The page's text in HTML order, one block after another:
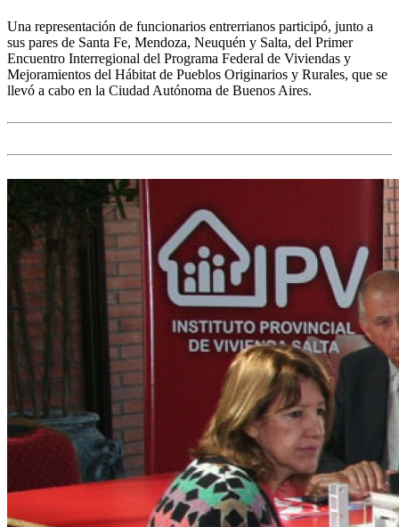
Una representación de funcionarios entrerrianos participó, junto a
sus pares de Santa Fe, Mendoza, Neuquén y Salta, del Primer
Encuentro Interregional del Programa Federal de Viviendas y
Mejoramientos del Hábitat de Pueblos Originarios y Rurales, que se
llevó a cabo en la Ciudad Autónoma de Buenos Aires.